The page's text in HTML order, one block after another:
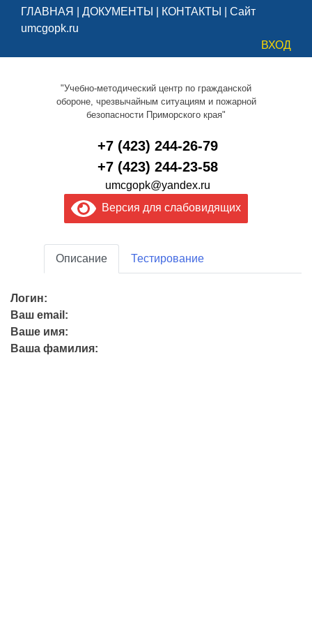
ГЛАВНАЯ ДОКУМЕНТЫ КОНТАКТЫ
Сайт
umcgopk.ru
ВХОД
"Учебно-методический центр по гражданской
обороне, чрезвычайным ситуациям и пожарной
безопасности Приморского края"
+7 (423) 244-26-79
+7 (423) 244-23-58
umcgopk@yandex.ru
Версия для слабовидящих
Описание Тестирование
Логин:
Ваш email:
Ваше имя:
Ваша фамилия: